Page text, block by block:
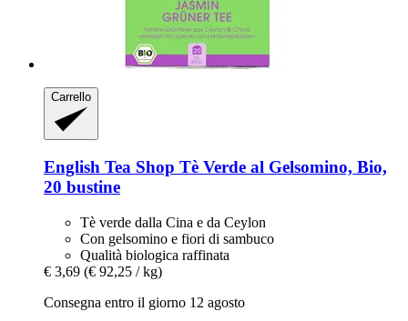
Carrello
English Tea Shop Tè Verde al Gelsomino, Bio,
20 bustine
Tè verde dalla Cina e da Ceylon
Con gelsomino e fiori di sambuco
Qualità biologica raffinata
€ 3,69 (€ 92,25 / kg)
Consegna entro il giorno 12 agosto